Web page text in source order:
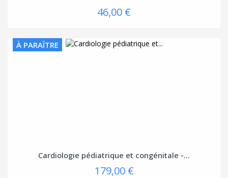
46,00 €
À PARAÎTRE
Cardiologie pédiatrique et congénitale -...
179,00 €